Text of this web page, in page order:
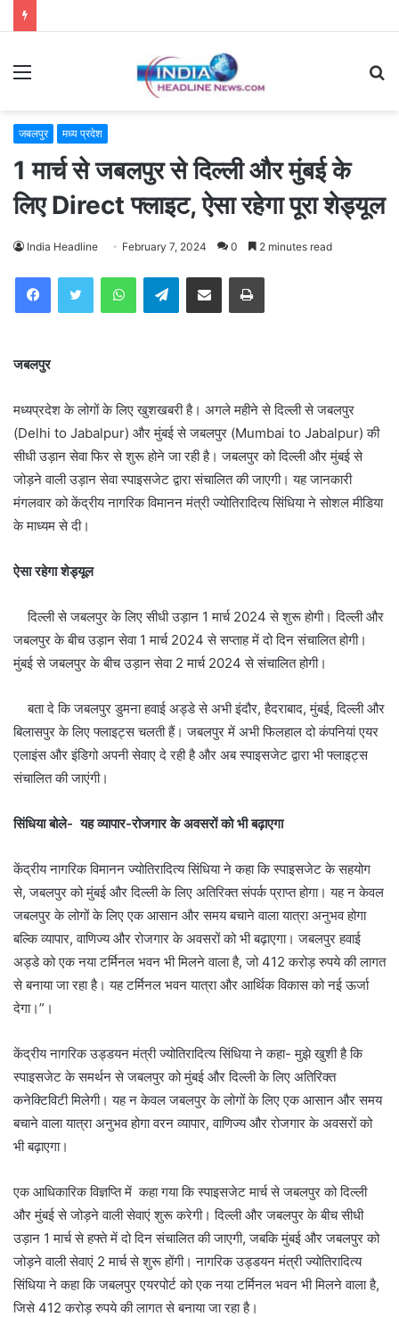
Menu
जबलपुर मध्य प्रदेश
1 मार्च से जबलपुर से दिल्ली और मुंबई के
लिए Direct फ्लाइट, ऐसा रहेगा पूरा शेड्यूल
India Headline February 7, 2024 0 2 minutes read
WhatsAppTelegramShare via Email Print
जबलपुर
मध्यप्रदेश के लोगों के लिए खुशखबरी है। अगले महीने से दिल्ली से जबलपुर
(Delhi to Jabalpur) और मुंबई से जबलपुर (Mumbai to Jabalpur) की
सीधी उड़ान सेवा फिर से शुरू होने जा रही है। जबलपुर को दिल्ली और मुंबई से
जोड़ने वाली उड़ान सेवा स्पाइसजेट द्वारा संचालित की जाएगी। यह जानकारी
मंगलवार को केंद्रीय नागरिक विमानन मंत्री ज्योतिरादित्य सिंधिया ने सोशल मीडिया
के माध्यम से दी।
ऐसा रहेगा शेड्यूल
दिल्ली से जबलपुर के लिए सीधी उड़ान 1 मार्च 2024 से शुरू होगी। दिल्ली और
जबलपुर के बीच उड़ान सेवा 1 मार्च 2024 से सप्ताह में दो दिन संचालित होगी।
मुंबई से जबलपुर के बीच उड़ान सेवा 2 मार्च 2024 से संचालित होगी।
बता दे कि जबलपुर डुमना हवाई अड्डे से अभी इंदौर, हैदराबाद, मुंबई, दिल्ली और
बिलासपुर के लिए फ्लाइट्स चलती हैं। जबलपुर में अभी फिलहाल दो कंपनियां एयर
एलाइंस और इंडिगो अपनी सेवाए दे रही है और अब स्पाइसजेट द्वारा भी फ्लाइट्स
संचालित की जाएंगी।
सिंधिया बोले- यह व्यापार-रोजगार के अवसरों को भी बढ़ाएगा
केंद्रीय नागरिक विमानन ज्योतिरादित्य सिंधिया ने कहा कि स्पाइसजेट के सहयोग
से, जबलपुर को मुंबई और दिल्ली के लिए अतिरिक्त संपर्क प्राप्त होगा। यह न केवल
जबलपुर के लोगों के लिए एक आसान और समय बचाने वाला यात्रा अनुभव होगा
बल्कि व्यापार, वाणिज्य और रोजगार के अवसरों को भी बढ़ाएगा। जबलपुर हवाई
अड्डे को एक नया टर्मिनल भवन भी मिलने वाला है, जो 412 करोड़ रुपये की लागत
से बनाया जा रहा है। यह टर्मिनल भवन यात्रा और आर्थिक विकास को नई ऊर्जा
देगा।”।
केंद्रीय नागरिक उड्डयन मंत्री ज्योतिरादित्य सिंधिया ने कहा- मुझे खुशी है कि
स्पाइसजेट के समर्थन से जबलपुर को मुंबई और दिल्ली के लिए अतिरिक्त
कनेक्टिविटी मिलेगी। यह न केवल जबलपुर के लोगों के लिए एक आसान और समय
बचाने वाला यात्रा अनुभव होगा वरन व्यापार, वाणिज्य और रोजगार के अवसरों को
भी बढ़ाएगा।
एक आधिकारिक विज्ञप्ति में कहा गया कि स्पाइसजेट मार्च से जबलपुर को दिल्ली
और मुंबई से जोड़ने वाली सेवाएं शुरू करेगी। दिल्ली और जबलपुर के बीच सीधी
उड़ान 1 मार्च से हफ्ते में दो दिन संचालित की जाएगी, जबकि मुंबई और जबलपुर को
जोड़ने वाली सेवाएं 2 मार्च से शुरू होंगी। नागरिक उड्डयन मंत्री ज्योतिरादित्य
सिंधिया ने कहा कि जबलपुर एयरपोर्ट को एक नया टर्मिनल भवन भी मिलने वाला है,
जिसे 412 करोड़ रुपये की लागत से बनाया जा रहा है।